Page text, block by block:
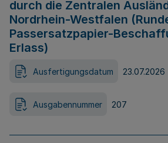
durch die Zentralen
Nordrhein-Westfalen
Passersatzpapier-
Erlass)
Ausfertigungsdatum 23.07.2026
Ausgabennummer 207